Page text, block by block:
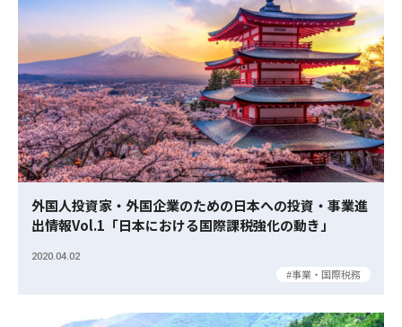
外国人投資家・外国企業のための日本への投資・事業進
出情報Vol.1「日本における国際課税強化の動き」
2020.04.02
事業・国際税務